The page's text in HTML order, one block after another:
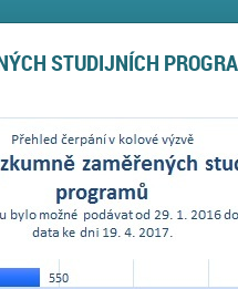
STUDIJNÍCH